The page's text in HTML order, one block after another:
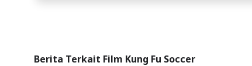
Berita Terkait Film Kung Fu Soccer